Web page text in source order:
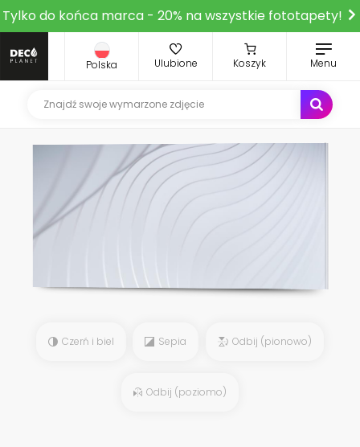
Tylko do końca marca - 20% na wszystkie fototapety!
Polska Ulubione Koszyk Menu
Czerń i biel Sepia Odbij (pionowo)
Odbij (poziomo)